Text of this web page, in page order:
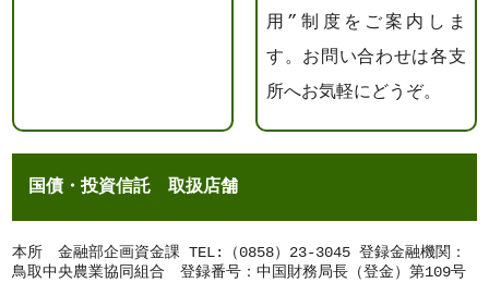
用”制度をご案内しま
す。お問い合わせは各支
所へお気軽にどうぞ。
国債・投資信託 取扱店舗
本所 金融部企画資金課 TEL:（0858）23-3045 登録金融機関：
鳥取中央農業協同組合 登録番号：中国財務局長（登金）第109号